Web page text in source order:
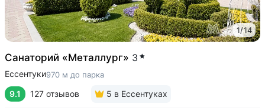
1/14
Санаторий «Металлург» 3
Ессентуки970 м до парка
9.1 127 отзывов 5 в Ессентуках